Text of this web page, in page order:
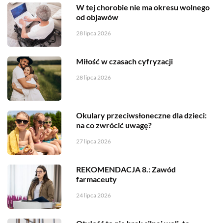
W tej chorobie nie ma okresu wolnego
od objawów
28 lipca 2026
Miłość w czasach cyfryzacji
28 lipca 2026
Okulary przeciwsłoneczne dla dzieci:
na co zwrócić uwagę?
27 lipca 2026
REKOMENDACJA 8.: Zawód
farmaceuty
24 lipca 2026